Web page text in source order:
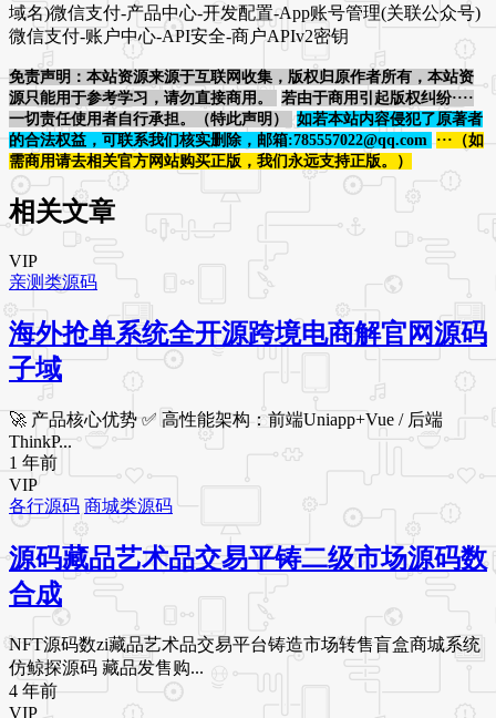
域名)微信支付-产品中心-开发配置-App账号管理(关联公众号)
微信支付-账户中心-API安全-商户APIv2密钥
免责声明：本站资源来源于互联网收集，版权归原作者所有，本站资
源只能用于参考学习，请勿直接商用。
若由于商用引起版权纠纷····
一切责任使用者自行承担。（特此声明）
如若本站内容侵犯了原著者
的合法权益，可联系我们核实删除，邮箱:785557022@qq.com
···（如
需商用请去相关官方网站购买正版，我们永远支持正版。）
相关文章
VIP
亲测类源码
海外抢单系统全开源跨境电商解官网源码
子域
🚀 产品核心优势 ✅ 高性能架构：前端Uniapp+Vue / 后端
ThinkP...
1 年前
VIP
各行源码 商城类源码
源码藏品艺术品交易平铸二级市场源码数
合成
NFT源码数zi藏品艺术品交易平台铸造市场转售盲盒商城系统
仿鲸探源码 藏品发售购...
4 年前
VIP